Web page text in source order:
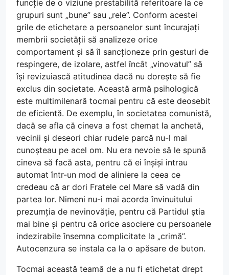
funcție de o viziune prestabilită referitoare la ce
grupuri sunt „bune” sau „rele”. Conform acestei
grile de etichetare a persoanelor sunt încurajați
membrii societății să analizeze orice
comportament și să îl sancționeze prin gesturi de
respingere, de izolare, astfel încât „vinovatul” să
își revizuiască atitudinea dacă nu dorește să fie
exclus din societate. Această armă psihologică
este multimilenară tocmai pentru că este deosebit
de eficientă. De exemplu, în societatea comunistă,
dacă se afla că cineva a fost chemat la anchetă,
vecinii și deseori chiar rudele parcă nu-l mai
cunoșteau pe acel om. Nu era nevoie să le spună
cineva să facă asta, pentru că ei înșiși intrau
automat într-un mod de aliniere la ceea ce
credeau că ar dori Fratele cel Mare să vadă din
partea lor. Nimeni nu-i mai acorda învinuitului
prezumția de nevinovăție, pentru că Partidul știa
mai bine și pentru că orice asociere cu persoanele
indezirabile însemna complicitate la „crimă”.
Autocenzura se instala ca la o apăsare de buton.
Tocmai această teamă de a nu fi etichetat drept